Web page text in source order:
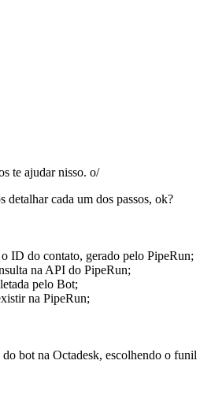
te ajudar nisso. o/
detalhar cada um dos passos, ok?
ID do contato, gerado pelo PipeRun;
na API do PipeRun;
pelo Bot;
na PipeRun;
bot na Octadesk, escolhendo o